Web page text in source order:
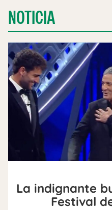
NOTICIA
La indignante
Festival